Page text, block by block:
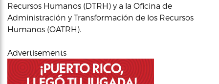
Recursos Humanos (DTRH) y a la Oficina de
Administración y Transformación de los Recursos
Humanos (OATRH).
Advertisements